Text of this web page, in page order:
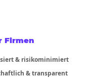
Firmen
& risikominimiert
& transparent